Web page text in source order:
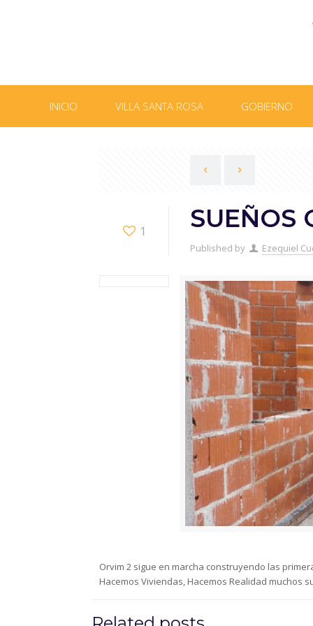
INICIO VILLA SANTA ROSA GOBIERNO
1 SUEÑOS
Published by Ezequiel
Orvim 2 sigue en marcha construyendo las
Hacemos Viviendas, Hacemos Realidad muchos